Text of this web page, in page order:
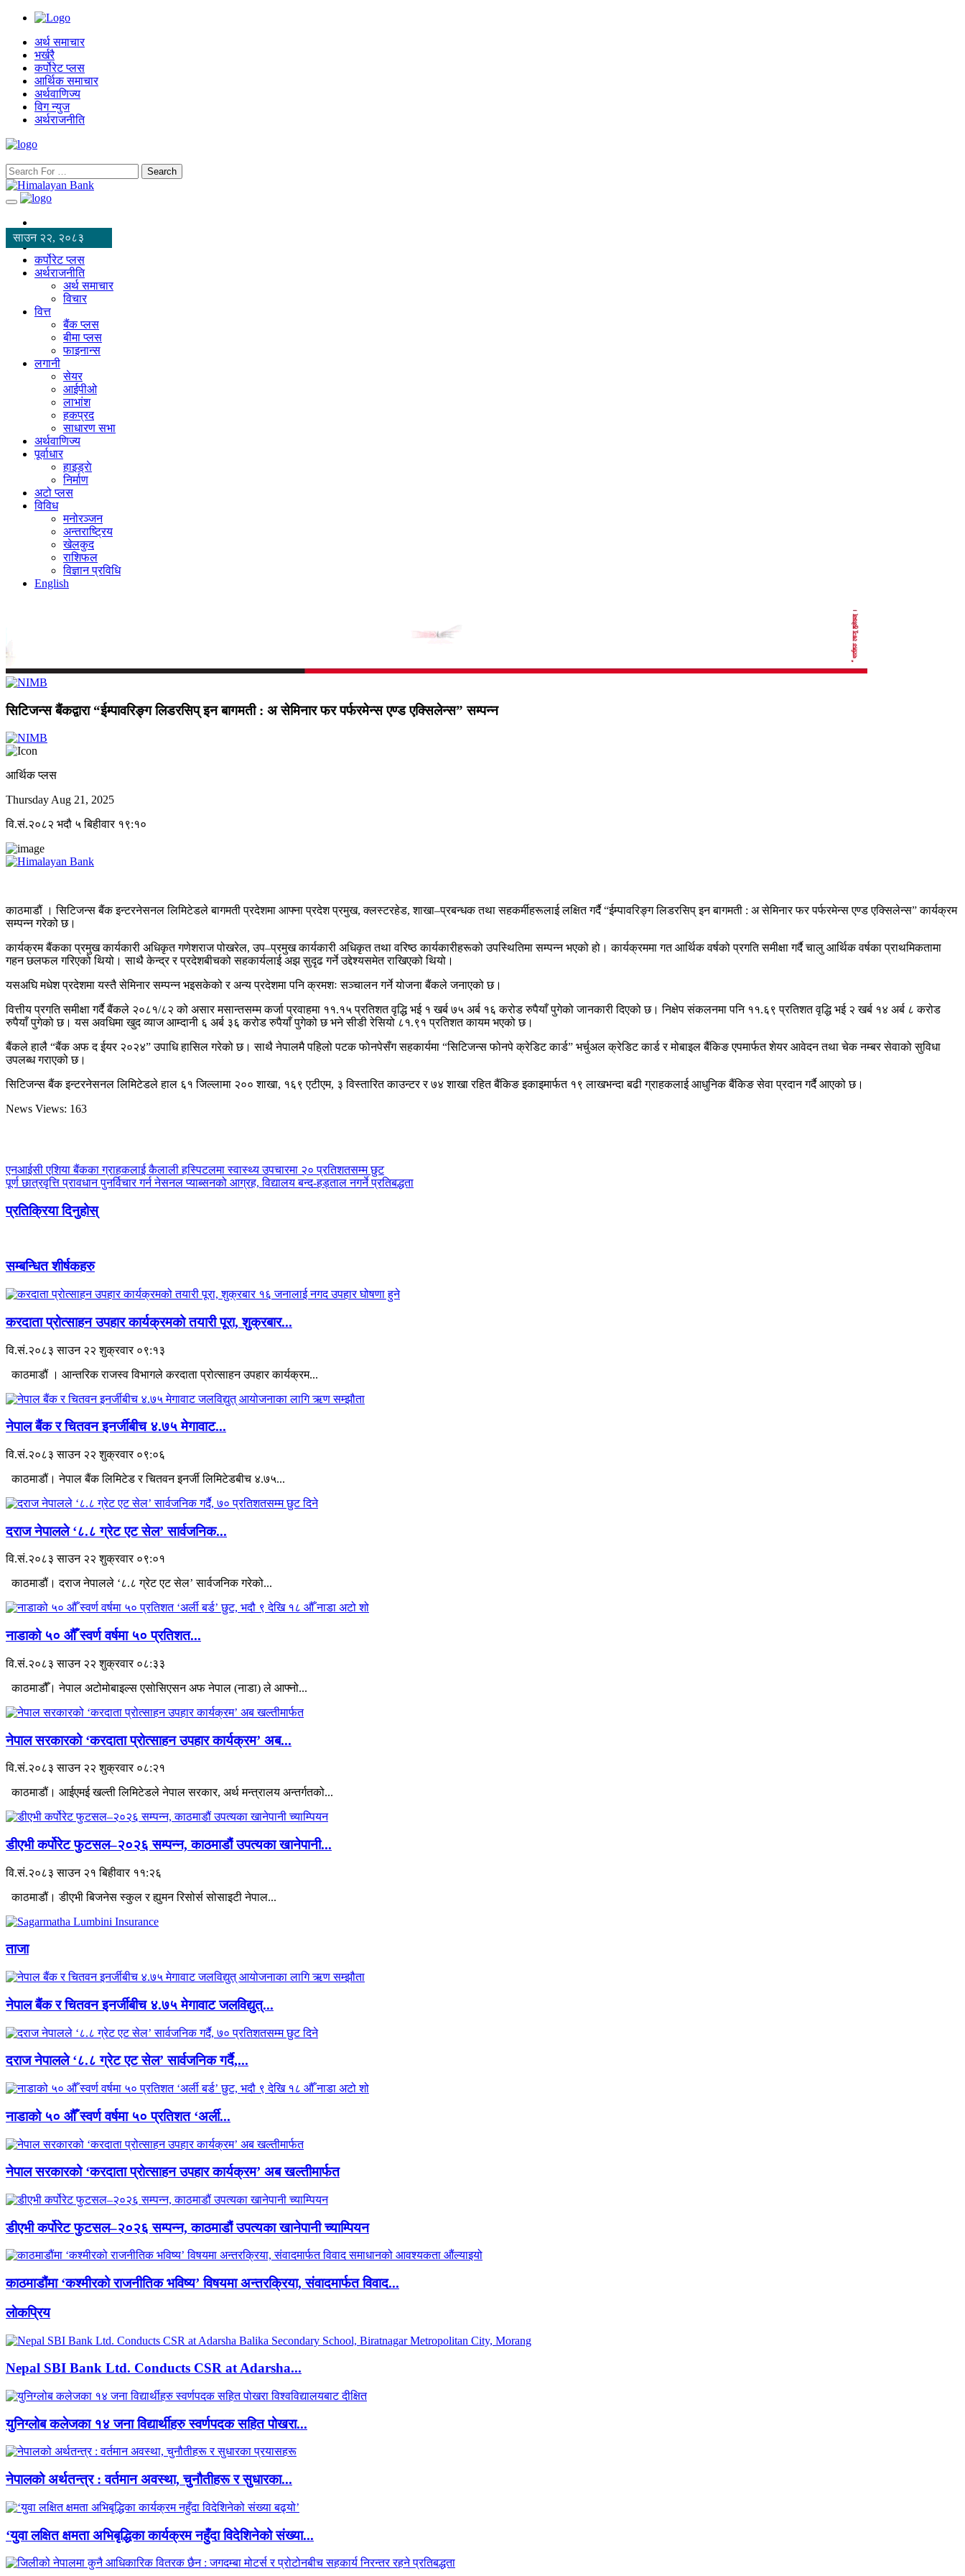
अर्थ समाचार
भर्खरै
कर्पोरेट प्लस
आर्थिक समाचार
अर्थवाणिज्य
विग न्युज
अर्थराजनीति
Search
साउन २२, २०८३
कर्पोरेट प्लस
अर्थराजनीति
अर्थ समाचार
विचार
वित्त
बैंक प्लस
बीमा प्लस
फाइनान्स
लगानी
सेयर
आईपीओ
लाभांश
हकप्रद
साधारण सभा
अर्थवाणिज्य
पूर्वाधार
हाइड्राे
निर्माण
अटो प्लस
विविध
मनोरञ्जन
अन्तराष्ट्रिय
खेलकुद
राशिफल
विज्ञान प्रविधि
English
सिटिजन्स बैंकद्वारा “ईम्पावरिङ्ग लिडरसिप् इन बागमती : अ सेमिनार फर पर्फरमेन्स एण्ड एक्सिलेन्स” सम्पन्न
आर्थिक प्लस
Thursday Aug 21, 2025
वि.सं.२०८२ भदौ ५ बिहीवार १९:१०
काठमाडौं । सिटिजन्स बैंक इन्टरनेसनल लिमिटेडले बागमती प्रदेशमा आफ्ना प्रदेश प्रमुख, क्लस्टरहेड, शाखा–प्रबन्धक तथा सहकर्मीहरूलाई लक्षित गर्दै “ईम्पावरिङ्ग लिडरसिप् इन बागमती : अ सेमिनार फर पर्फरमेन्स एण्ड एक्सिलेन्स” कार्यक्रम
सम्पन्न गरेको छ।
कार्यक्रम बैंकका प्रमुख कार्यकारी अधिकृत गणेशराज पोखरेल, उप–प्रमुख कार्यकारी अधिकृत तथा वरिष्ठ कार्यकारीहरूको उपस्थितिमा सम्पन्न भएको हो। कार्यक्रममा गत आर्थिक वर्षको प्रगति समीक्षा गर्दै चालु आर्थिक वर्षका प्राथमिकतामा
गहन छलफल गरिएको थियो। साथै केन्द्र र प्रदेशबीचको सहकार्यलाई अझ सुदृढ गर्ने उद्देश्यसमेत राखिएको थियो।
यसअघि मधेश प्रदेशमा यस्तै सेमिनार सम्पन्न भइसकेको र अन्य प्रदेशमा पनि क्रमशः सञ्चालन गर्ने योजना बैंकले जनाएको छ।
वित्तीय प्रगति समीक्षा गर्दै बैंकले २०८१/८२ को असार मसान्तसम्म कर्जा प्रवाहमा ११.१५ प्रतिशत वृद्धि भई १ खर्ब ७५ अर्ब १६ करोड रुपैयाँ पुगेको जानकारी दिएको छ। निक्षेप संकलनमा पनि ११.६९ प्रतिशत वृद्धि भई २ खर्ब १४ अर्ब ८ करोड
रुपैयाँ पुगेको छ। यस अवधिमा खुद व्याज आम्दानी ६ अर्ब ३६ करोड रुपैयाँ पुगेको छ भने सीडी रेसियो ८१.९१ प्रतिशत कायम भएको छ।
बैंकले हालै “बैंक अफ द ईयर २०२४” उपाधि हासिल गरेको छ। साथै नेपालमै पहिलो पटक फोनपेसँग सहकार्यमा “सिटिजन्स फोनपे क्रेडिट कार्ड” भर्चुअल क्रेडिट कार्ड र मोबाइल बैंकिङ एपमार्फत शेयर आवेदन तथा चेक नम्बर सेवाको सुविधा
उपलब्ध गराएको छ।
सिटिजन्स बैंक इन्टरनेसनल लिमिटेडले हाल ६१ जिल्लामा २०० शाखा, १६९ एटीएम, ३ विस्तारित काउन्टर र ७४ शाखा रहित बैंकिङ इकाइमार्फत १९ लाखभन्दा बढी ग्राहकलाई आधुनिक बैंकिङ सेवा प्रदान गर्दै आएको छ।
News Views: 163
एनआईसी एशिया बैंकका ग्राहकलाई कैलाली हस्पिटलमा स्वास्थ्य उपचारमा २० प्रतिशतसम्म छुट
पूर्ण छात्रवृत्ति प्रावधान पुनर्विचार गर्न नेसनल प्याब्सनको आग्रह, विद्यालय बन्द-हड्ताल नगर्ने प्रतिबद्धता
प्रतिक्रिया दिनुहोस्
सम्बन्धित शीर्षकहरु
करदाता प्रोत्साहन उपहार कार्यक्रमको तयारी पूरा, शुक्रबार...
वि.सं.२०८३ साउन २२ शुक्रवार ०९:१३
काठमाडौं । आन्तरिक राजस्व विभागले करदाता प्रोत्साहन उपहार कार्यक्रम...
नेपाल बैंक र चितवन इनर्जीबीच ४.७५ मेगावाट...
वि.सं.२०८३ साउन २२ शुक्रवार ०९:०६
काठमाडौं। नेपाल बैंक लिमिटेड र चितवन इनर्जी लिमिटेडबीच ४.७५...
दराज नेपालले ‘८.८ ग्रेट एट सेल’ सार्वजनिक...
वि.सं.२०८३ साउन २२ शुक्रवार ०९:०१
काठमाडौं। दराज नेपालले ‘८.८ ग्रेट एट सेल’ सार्वजनिक गरेको...
नाडाको ५० औँ स्वर्ण वर्षमा ५० प्रतिशत...
वि.सं.२०८३ साउन २२ शुक्रवार ०८:३३
काठमाडौँ। नेपाल अटोमोबाइल्स एसोसिएसन अफ नेपाल (नाडा) ले आफ्नो...
नेपाल सरकारको ‘करदाता प्रोत्साहन उपहार कार्यक्रम’ अब...
वि.सं.२०८३ साउन २२ शुक्रवार ०८:२१
काठमाडौं। आईएमई खल्ती लिमिटेडले नेपाल सरकार, अर्थ मन्त्रालय अन्तर्गतको...
डीएभी कर्पोरेट फुटसल–२०२६ सम्पन्न, काठमाडौं उपत्यका खानेपानी...
वि.सं.२०८३ साउन २१ बिहीवार ११:२६
काठमाडौं। डीएभी बिजनेस स्कुल र ह्युमन रिसोर्स सोसाइटी नेपाल...
ताजा
नेपाल बैंक र चितवन इनर्जीबीच ४.७५ मेगावाट जलविद्युत्...
दराज नेपालले ‘८.८ ग्रेट एट सेल’ सार्वजनिक गर्दै,...
नाडाको ५० औँ स्वर्ण वर्षमा ५० प्रतिशत ‘अर्ली...
नेपाल सरकारको ‘करदाता प्रोत्साहन उपहार कार्यक्रम’ अब खल्तीमार्फत
डीएभी कर्पोरेट फुटसल–२०२६ सम्पन्न, काठमाडौं उपत्यका खानेपानी च्याम्पियन
काठमाडौंमा ‘कश्मीरको राजनीतिक भविष्य’ विषयमा अन्तरक्रिया, संवादमार्फत विवाद...
लाेकप्रिय
Nepal SBI Bank Ltd. Conducts CSR at Adarsha...
युनिग्लोब कलेजका १४ जना विद्यार्थीहरु स्वर्णपदक सहित पोखरा...
नेपालको अर्थतन्त्र : वर्तमान अवस्था, चुनौतीहरू र सुधारका...
‘युवा लक्षित क्षमता अभिबृद्धिका कार्यक्रम नहुँदा विदेशिनेको संख्या...